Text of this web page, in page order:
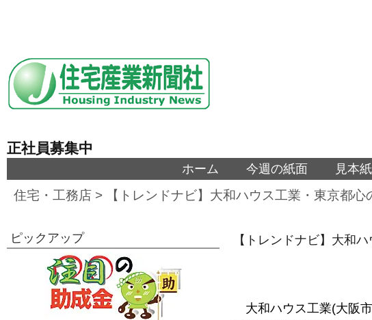
正社員募集中
ホーム 今週の紙面 見本
住宅・工務店 > 【トレンドナビ】大和ハウス工業・東京都
【トレンドナビ】大和
大和ハウス工業(大阪
ピックアップ